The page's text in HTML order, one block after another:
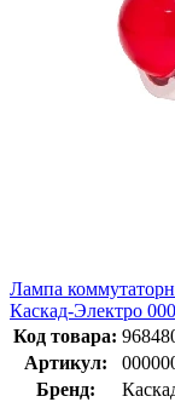
Лампа
Каскад-Электро
Код товара:
Артикул:
Бренд: